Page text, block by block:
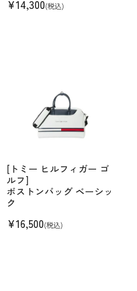
¥14,300(税込)
[トミー ヒルフィガー ゴ
ルフ]
ボストンバッグ ベーシッ
ク
¥16,500(税込)